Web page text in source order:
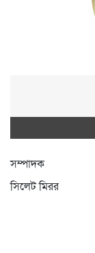
সম্পাদক
সিলেট মিরর